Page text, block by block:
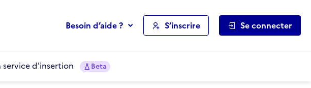
Besoin d’aide ? S’inscrire Se connecter
service d'insertion Beta